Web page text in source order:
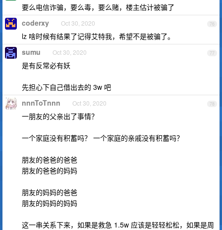
要么电信诈骗，要么毒，要么赌，楼主估计被骗了
76
coderxy Oct 30, 2020
lz 啥时候有结果了记得艾特我，希望不是被骗了。
77
sumu Oct 30, 2020
是有反常必有妖
先担心下自己借出去的 3w 吧
78
nnnToTnnn Oct 30, 2020
一朋友的父亲出了事情？
一个家庭没有积蓄吗？ 一个家庭的亲戚没有积蓄吗？
朋友的爸爸的爸爸
朋友的爸爸的妈妈
朋友的妈妈的爸爸
朋友的妈妈的妈妈
这一串关系下来，如果是救急 1.5w 应该是轻轻松松，如果是周